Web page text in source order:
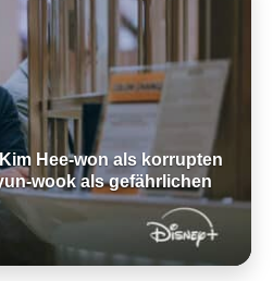
Hee-won als korrupten
wook als gefährlichen